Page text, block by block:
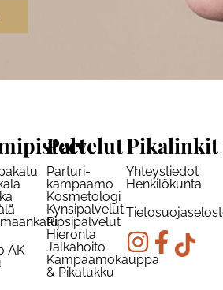
AK
Palvelut
Parturi-
kampaamo
Kosmetologi
Kynsipalvelut
Ripsipalvelut
Hieronta
Jalkahoito
Kampaamokauppa
& Pikatukku
Pikalinkit
Yhteystiedot
Henkilökunta